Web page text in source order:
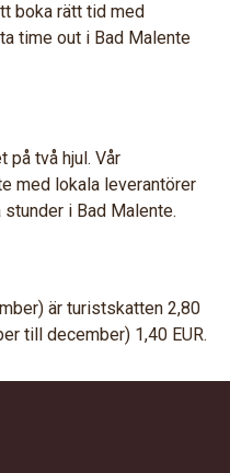
boka rätt tid med
time out i Bad Malente
på två hjul. Vår
med lokala leverantörer
i Bad Malente.
är turistskatten 2,80
till december) 1,40 EUR.